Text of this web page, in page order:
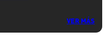
VER MÁS